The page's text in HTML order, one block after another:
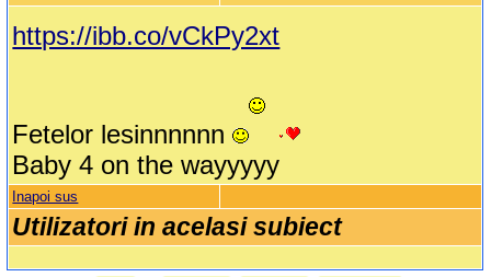
https://ibb.co/vCkPy2xt
Fetelor lesinnnnnn
Baby 4 on the wayyyyy
Inapoi sus
Utilizatori in acelasi subiect